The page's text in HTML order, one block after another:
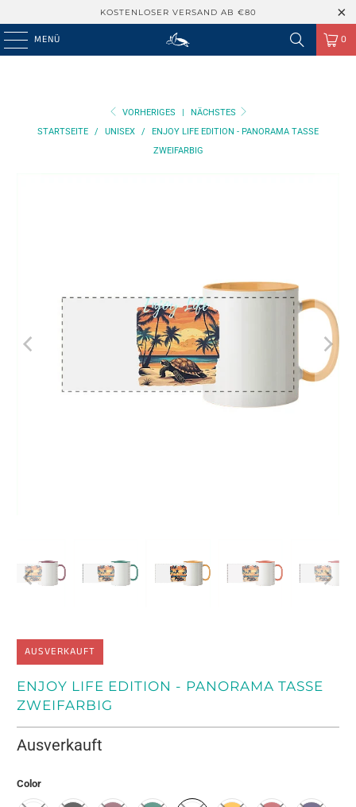
KOSTENLOSER VERSAND AB €80
MENÜ 0
VORHERIGES |
NÄCHSTES
STARTSEITE
/ UNISEX /
ENJOY LIFE EDITION - PANORAMA TASSE
ZWEIFARBIG
AUSVERKAUFT
ENJOY LIFE EDITION - PANORAMA TASSE
ZWEIFARBIG
Ausverkauft
Color